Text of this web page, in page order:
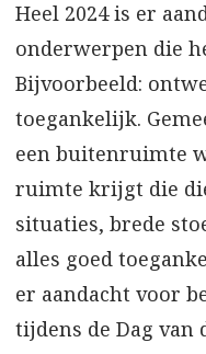
Heel 2024 is er
onderwerpen die
Bijvoorbeeld:
toegankelijk.
een buitenruimte
ruimte krijgt die
situaties, brede
alles goed
er aandacht voor
tijdens de Dag van